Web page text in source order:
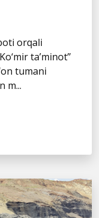
orqali
ta’minot”
tumani
m...